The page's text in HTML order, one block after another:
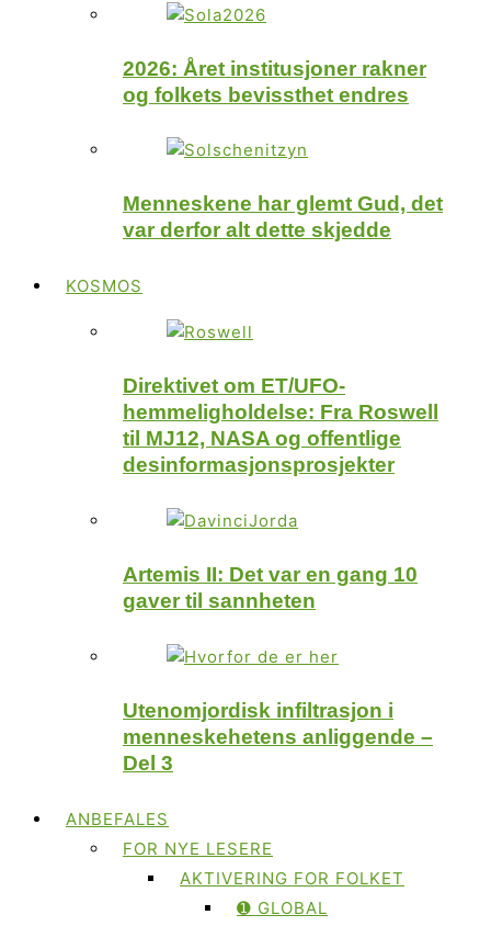
2026: Året institusjoner rakner
og folkets bevissthet endres
Menneskene har glemt Gud, det
var derfor alt dette skjedde
KOSMOS
Direktivet om ET/UFO-
hemmeligholdelse: Fra Roswell
til MJ12, NASA og offentlige
desinformasjonsprosjekter
Artemis II: Det var en gang 10
gaver til sannheten
Utenomjordisk infiltrasjon i
menneskehetens anliggende –
Del 3
ANBEFALES
FOR NYE LESERE
AKTIVERING FOR FOLKET
➊ GLOBAL